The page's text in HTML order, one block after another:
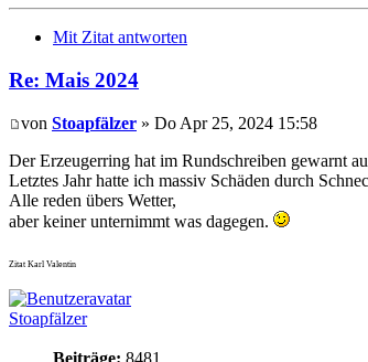
Mit Zitat antworten
Re: Mais 2024
von Stoapfälzer » Do Apr 25, 2024 15:58
Der Erzeugerring hat im Rundschreiben gewarnt
Letztes Jahr hatte ich massiv Schäden durch
Alle reden übers Wetter,
aber keiner unternimmt was dagegen.
Zitat Karl Valentin
Stoapfälzer
Beiträge: 8481